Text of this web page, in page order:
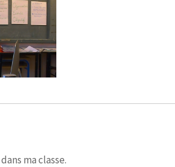
ma classe.